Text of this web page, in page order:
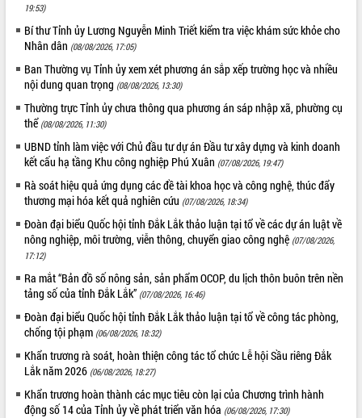
19:53)
Bí thư Tỉnh ủy Lương Nguyễn Minh Triết kiểm tra việc khám sức khỏe cho
Nhân dân (08/08/2026, 17:05)
Ban Thường vụ Tỉnh ủy xem xét phương án sắp xếp trường học và nhiều
nội dung quan trọng (08/08/2026, 13:30)
Thường trực Tỉnh ủy chưa thông qua phương án sáp nhập xã, phường cụ
thể (08/08/2026, 11:30)
UBND tỉnh làm việc với Chủ đầu tư dự án Đầu tư xây dựng và kinh doanh
kết cấu hạ tầng Khu công nghiệp Phú Xuân (07/08/2026, 19:47)
Rà soát hiệu quả ứng dụng các đề tài khoa học và công nghệ, thúc đẩy
thương mại hóa kết quả nghiên cứu (07/08/2026, 18:34)
Đoàn đại biểu Quốc hội tỉnh Đắk Lắk thảo luận tại tổ về các dự án luật về
nông nghiệp, môi trường, viễn thông, chuyển giao công nghệ (07/08/2026,
17:12)
Ra mắt “Bản đồ số nông sản, sản phẩm OCOP, du lịch thôn buôn trên nền
tảng số của tỉnh Đắk Lắk” (07/08/2026, 16:46)
Đoàn đại biểu Quốc hội tỉnh Đắk Lắk thảo luận tại tổ về công tác phòng,
chống tội phạm (06/08/2026, 18:32)
Khẩn trương rà soát, hoàn thiện công tác tổ chức Lễ hội Sầu riêng Đắk
Lắk năm 2026 (06/08/2026, 18:27)
Khẩn trương hoàn thành các mục tiêu còn lại của Chương trình hành
động số 14 của Tỉnh ủy về phát triển văn hóa (06/08/2026, 17:30)